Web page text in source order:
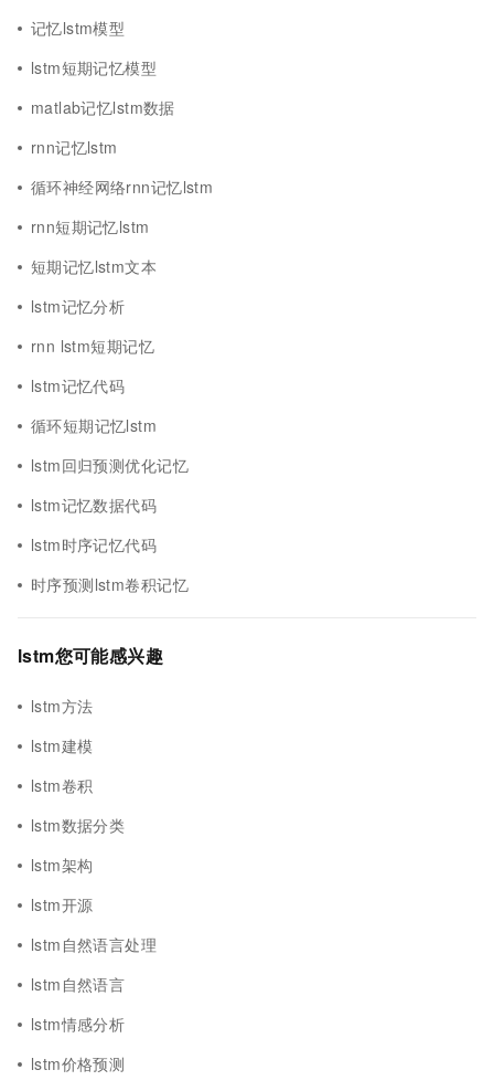
记忆lstm模型
lstm短期记忆模型
matlab记忆lstm数据
rnn记忆lstm
循环神经网络rnn记忆lstm
rnn短期记忆lstm
短期记忆lstm文本
lstm记忆分析
rnn lstm短期记忆
lstm记忆代码
循环短期记忆lstm
lstm回归预测优化记忆
lstm记忆数据代码
lstm时序记忆代码
时序预测lstm卷积记忆
lstm您可能感兴趣
lstm方法
lstm建模
lstm卷积
lstm数据分类
lstm架构
lstm开源
lstm自然语言处理
lstm自然语言
lstm情感分析
lstm价格预测